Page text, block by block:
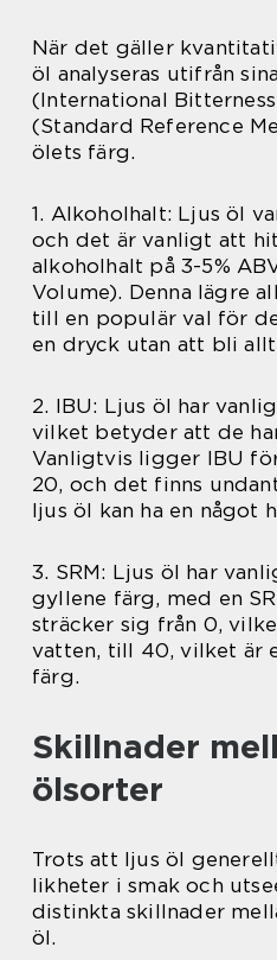
När det gäller
öl analyseras utifrån
(International
(Standard Reference
ölets färg.
1. Alkoholhalt: Ljus öl
och det är vanligt att
alkoholhalt på 3-5%
Volume). Denna lägre
till en populär val för
en dryck utan att bli
2. IBU: Ljus öl har
vilket betyder att de
Vanligtvis ligger IBU
20, och det finns
ljus öl kan ha en något
3. SRM: Ljus öl har
gyllene färg, med en
sträcker sig från 0,
vatten, till 40, vilket är
färg.
Skillnader
ölsorter
Trots att ljus öl
likheter i smak och
distinkta skillnader
öl.